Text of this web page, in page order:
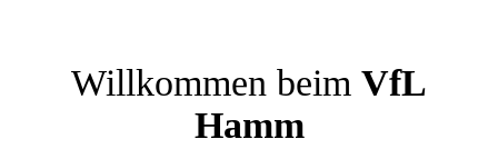
Willkommen beim VfL
Hamm